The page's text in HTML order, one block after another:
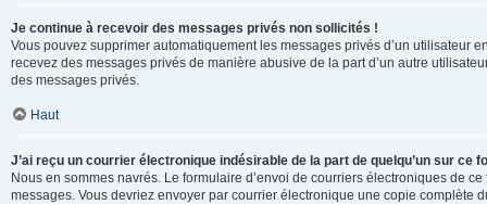
Je continue à recevoir des messages privés non sollicités !
Vous pouvez supprimer automatiquement les messages privés d’un utilisateur
recevez des messages privés de manière abusive de la part d’un autre
des messages privés.
Haut
J’ai reçu un courrier électronique indésirable de la part de quelqu’un sur ce
Nous en sommes navrés. Le formulaire d’envoi de courriers électroniques de
messages. Vous devriez envoyer par courrier électronique une copie complète